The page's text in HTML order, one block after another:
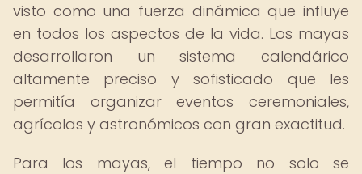
visto como una fuerza dinámica que influye
en todos los aspectos de la vida. Los mayas
desarrollaron un sistema calendárico
altamente preciso y sofisticado que les
permitía organizar eventos ceremoniales,
agrícolas y astronómicos con gran exactitud.
Para los mayas, el tiempo no solo se